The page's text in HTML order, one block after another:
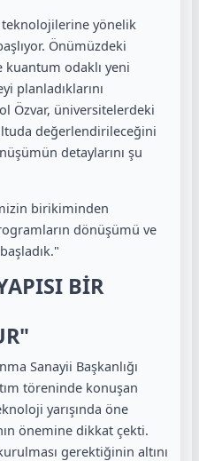
yönelik
Önümüzdeki
odaklı yeni
planladıklarını
Özvar, üniversitelerdeki
değerlendirileceğini
detaylarını şu
birikiminden
dönüşümü ve
BİR
Sanayii Başkanlığı
töreninde konuşan
yarışında öne
önemine dikkat çekti.
gerektiğinin altını